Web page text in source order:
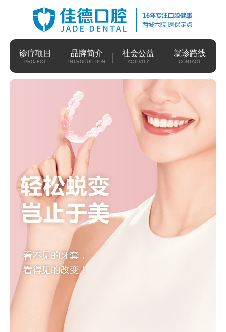
诊疗项目
PROJECT
品牌简介
INTRODUCTION
社会公益
ACTIVITY
就诊路线
CONTACT